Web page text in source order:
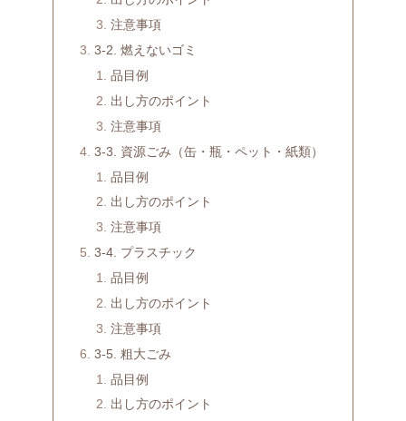
注意事項
3-2. 燃えないゴミ
品目例
出し方のポイント
注意事項
3-3. 資源ごみ（缶・瓶・ペット・紙類）
品目例
出し方のポイント
注意事項
3-4. プラスチック
品目例
出し方のポイント
注意事項
3-5. 粗大ごみ
品目例
出し方のポイント